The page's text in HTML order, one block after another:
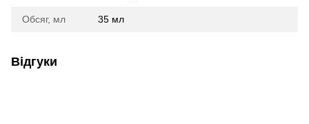
Обсяг, мл 35 мл
Відгуки